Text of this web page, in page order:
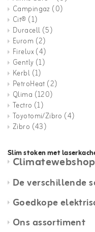
Campingaz (0)
Cit® (1)
Duracell (5)
Eurom (2)
Firelux(4)
Gently (1)
Kerbl (1)
PetroHeat (2)
Qlima (120)
Tectro (1)
Toyotomi/Zibro (4)
Zibro (43)
Slim stoken met
De verschillende
Goedkope
Ons assortiment